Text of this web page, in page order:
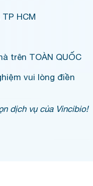
HCM
trên TOÀN QUỐC
vui lòng điền
dịch vụ của Vincibio!